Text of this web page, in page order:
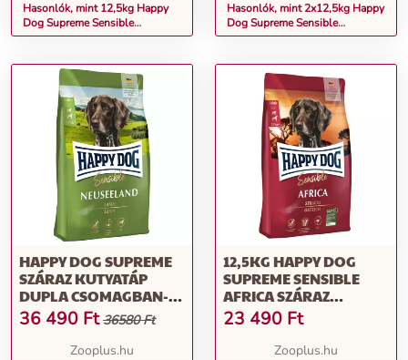
Hasonlók, mint 12,5kg Happy
Dog Supreme Sensible
Neuseeland száraz kutyatáp
Hasonlók, mint 2x12,5kg Happy
Dog Supreme Sensible
Neuseeland száraz kutyatáp
HAPPY DOG SUPREME
SZÁRAZ KUTYATÁP
DUPLA CSOMAGBAN-
NEUSEELAND (2 X 12,5
KG)
36 490 Ft 36580 Ft
Zooplus.hu
12,5KG HAPPY DOG
SUPREME SENSIBLE
AFRICA SZÁRAZ
KUTYATÁP
23 490 Ft
Zooplus.hu